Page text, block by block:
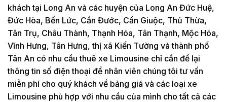
khách tại Long An và các huyện của Long An Đức Huệ,
Đức Hòa, Bến Lức, Cần Đước, Cần Giuộc, Thủ Thừa,
Tân Trụ, Châu Thành, Thạnh Hóa, Tân Thạnh, Mộc Hóa,
Vĩnh Hưng, Tân Hưng, thị xã Kiến Tường và thành phố
Tân An có nhu cầu thuê xe Limousine chỉ cần để lại
thông tin số điện thoại để nhân viên chúng tôi tư vấn
miễn phí cho quý khách về bảng giá và các loại xe
Limousine phù hợp với nhu cầu của mình cho tất cả các